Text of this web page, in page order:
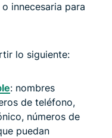
innecesaria para
lo siguiente:
: nombres
de teléfono,
números de
puedan